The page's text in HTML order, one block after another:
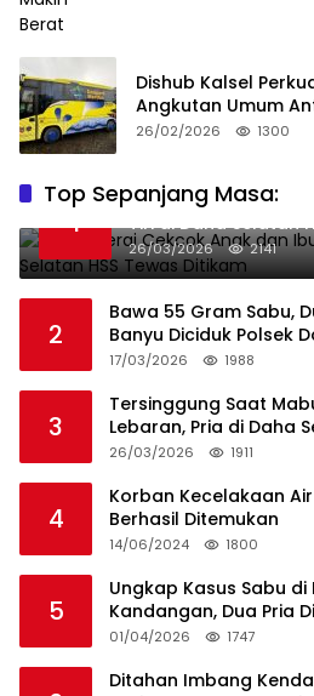
Dishub Kalsel
Angkutan Umum
Integritas
26/02/2026 1300
Top Sepanjang Masa:
1
Niat Melerai Cekcok
Tiri di Daha Selatan
26/03/2026 2141
2
Bawa 55 Gram Sabu,
Banyu Diciduk Polsek
17/03/2026 1988
3
Tersinggung Saat
Lebaran, Pria di Daha
Teman Sendiri
26/03/2026 1911
4
Korban Kecelakaan
Berhasil Ditemukan
14/06/2024 1800
5
Ungkap Kasus Sabu di
Kandangan, Dua Pria
HSS
01/04/2026 1747
Ditahan Imbang